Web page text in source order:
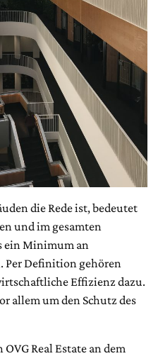
die Rede ist, bedeutet
und im gesamten
ein Minimum an
Per Definition gehören
Effizienz dazu.
allem um den Schutz des
Real Estate an dem